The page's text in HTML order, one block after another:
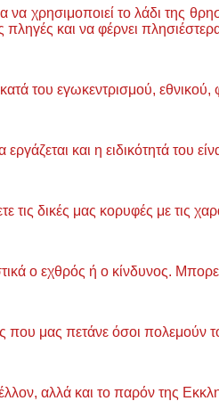
να χρησιμοποιεί το λάδι της
πληγές και να φέρνει
του εγωκεντρισμού,
και η ειδικότητά του
τις δικές μας κορυφές με τις
ο εχθρός ή ο κίνδυνος.
που μας πετάνε όσοι πολεμούν
αλλά και το παρόν της